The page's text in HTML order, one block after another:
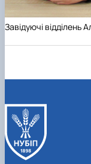
Завідуючі